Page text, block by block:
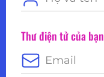
Thư điện tử của bạn